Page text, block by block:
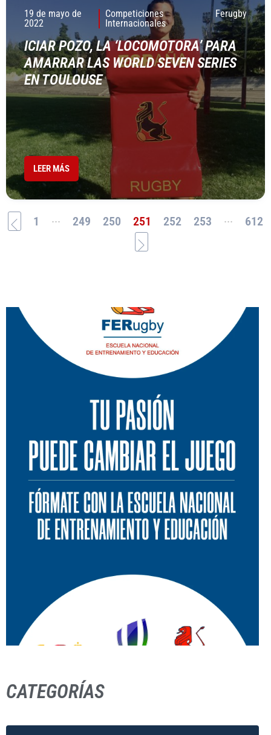
19 de mayo de
2022
Competiciones
Internacionales
Ferugby
ICIAR POZO, LA ‘LOCOMOTORA’ PARA
AMARRAR LAS WORLD SEVEN SERIES
EN TOULOUSE
LEER MÁS
1 ... 249 250 251 252 253 ... 612
CATEGORÍAS